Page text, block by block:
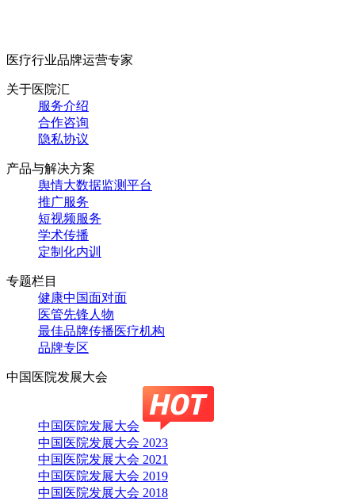
医疗行业品牌运营专家
关于医院汇
服务介绍
合作咨询
隐私协议
产品与解决方案
舆情大数据监测平台
推广服务
短视频服务
学术传播
定制化内训
专题栏目
健康中国面对面
医管先锋人物
最佳品牌传播医疗机构
品牌专区
中国医院发展大会
中国医院发展大会
中国医院发展大会 2023
中国医院发展大会 2021
中国医院发展大会 2019
中国医院发展大会 2018